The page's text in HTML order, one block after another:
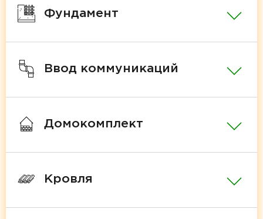
Фундамент
Ввод коммуникаций
Домокомплект
Кровля